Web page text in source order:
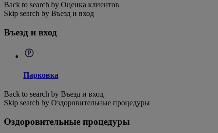
Back to search by Оценка клиентов
Skip search by Въезд и вход
Въезд и вход
Парковка
Back to search by Въезд и вход
Skip search by Оздоровительные процедуры
Оздоровительные процедуры